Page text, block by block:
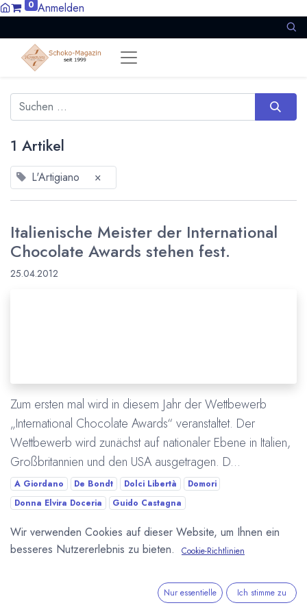
0 Anmelden
1 Artikel
L'Artigiano ×
Italienische Meister der International
Chocolate Awards stehen fest.
25.04.2012
Zum ersten mal wird in diesem Jahr der Wettbewerb
„International Chocolate Awards“ veranstaltet. Der
Wettbewerb wird zunächst auf nationaler Ebene in Italien,
Großbritannien und den USA ausgetragen. D...
A Giordano De Bondt Dolci Libertà
Domori
Donna Elvira Doceria
Guido Castagna
Wir verwenden Cookies auf dieser Website, um Ihnen ein
besseres Nutzererlebnis zu bieten.
Cookie-Richtlinien
Nur essentielle Ich stimme zu